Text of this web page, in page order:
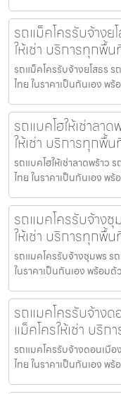
รถแม็คโครรับจ้างย
ให้เช่า บริการทุกพื้
รถแม็คโครรับจ้างยโสธร ร
ไทย ในราคาเป็นกันเอง
รถแบคโฮให้เช่าลา
ให้เช่า บริการทุกพื้
รถแบคโฮให้เช่าลาดพร้าว
ไทย ในราคาเป็นกันเอง
รถแมคโครรับจ้าง
ให้เช่า บริการทุกพื้
รถแมคโครรับจ้างชุมพร ร
ในราคาเป็นกันเอง พร้อม
รถแมคโครรับจ้าง
แม็คโครให้เช่า บริ
รถแมคโครรับจ้างดอนเมือ
ไทย ในราคาเป็นกันเอง